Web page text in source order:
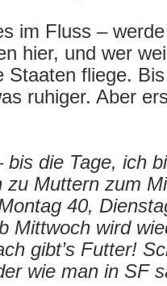
im Fluss –
hier, und wer
Staaten fliege. Bis
ruhiger. Aber
bis die Tage, ich
zu Muttern zum
40,
Mittwoch wird
gibt’s Futter!
wie man in SF